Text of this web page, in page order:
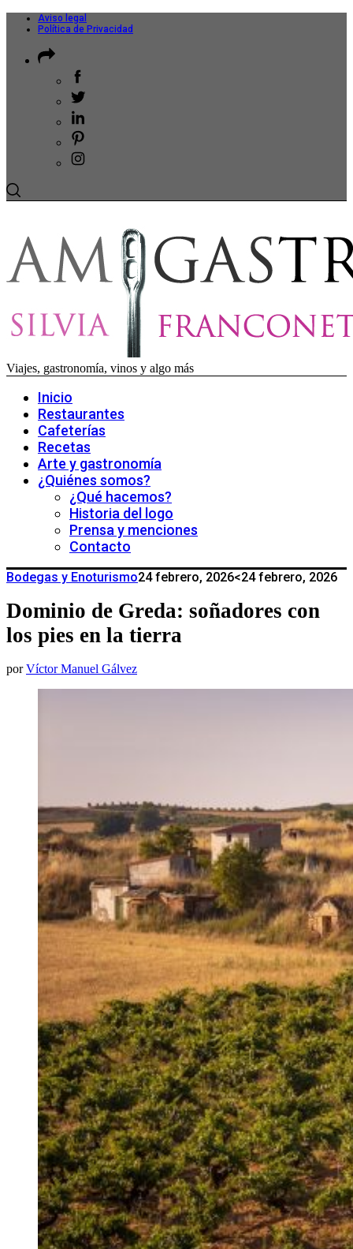
Aviso legal
Política de Privacidad
Viajes, gastronomía, vinos y algo más
Inicio
Restaurantes
Cafeterías
Recetas
Arte y gastronomía
¿Quiénes somos?
¿Qué hacemos?
Historia del logo
Prensa y menciones
Contacto
Bodegas y Enoturismo24 febrero, 2026<24 febrero, 2026
Dominio de Greda: soñadores con
los pies en la tierra
por Víctor Manuel Gálvez